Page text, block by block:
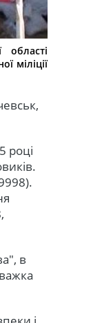
міліції
році
в